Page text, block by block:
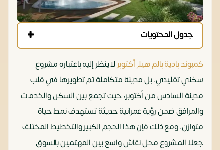
جدول المحتويات
كمبوند بادية بالم هيلز أكتوبرلا ينظر إليه باعتباره مشروع
سكني تقليدي، بل مدينة متكاملة تم تطويرها في قلب
مدينة السادس من أكتوبر، حيث تجمع بين السكن والخدمات
والمرافق ضمن رؤية عمرانية حديثة تستهدف نمط حياة
متوازن، ومع ذلك فإن هذا الحجم الكبير والتخطيط المختلف
جعلا المشروع محل نقاش واسع بين المهتمين بالسوق